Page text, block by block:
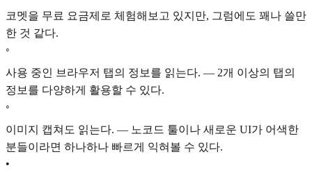
코멧을 무료 요금제로 체험해보고 있지만, 그럼에도 꽤나 쓸만
한 것 같다.
◦
사용 중인 브라우저 탭의 정보를 읽는다. — 2개 이상의 탭의
정보를 다양하게 활용할 수 있다.
◦
이미지 캡쳐도 읽는다. — 노코드 툴이나 새로운 UI가 어색한
분들이라면 하나하나 빠르게 익혀볼 수 있다.
•